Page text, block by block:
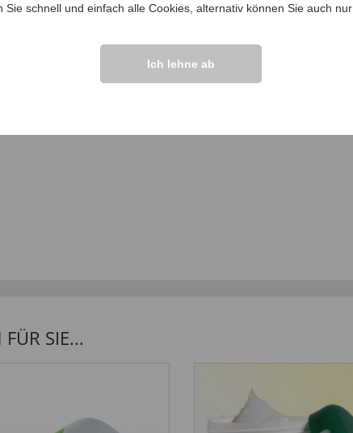
SIE...
Sie schnell und einfach alle Cookies, alternativ können Sie auch nur
Ich lehne ab